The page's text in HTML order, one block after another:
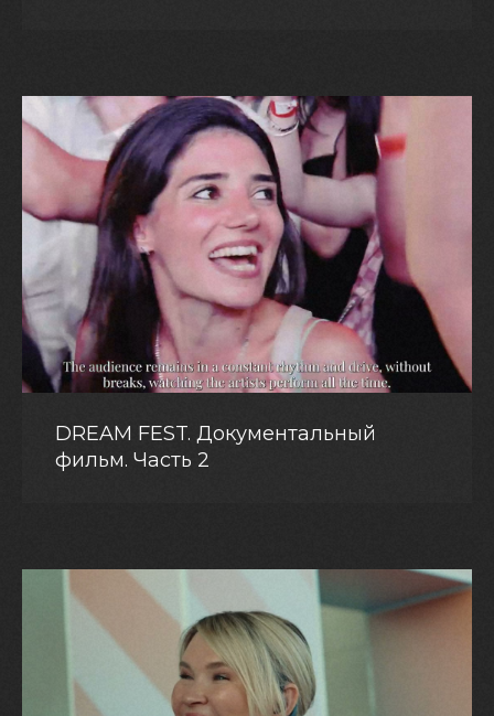
DREAM FEST. Документальный
фильм. Часть 2